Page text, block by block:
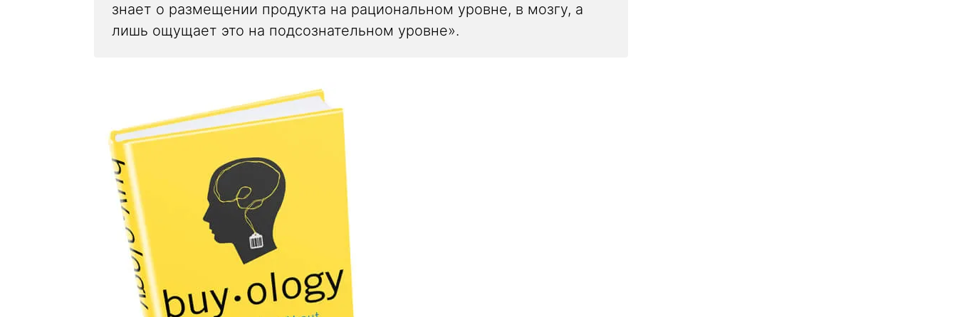
знает о размещении продукта на рациональном уровне, в мозгу, а
лишь ощущает это на подсознательном уровне».